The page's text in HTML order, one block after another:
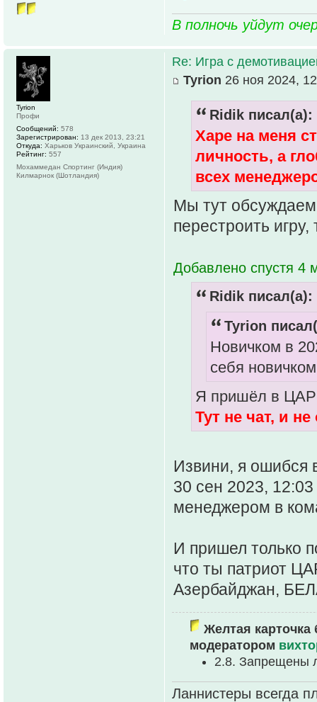
В полночь уйдут
Re: Игра с
Tyrion 26 ноя 2024,
Ridik писал(а):
Харе на меня
личность, а
всех
Мы тут
перестроить
Добавлено спустя 4
Ridik писал(а):
Tyrion
Новичком в
себя
Я пришёл в ЦАР
Тут не чат, и
Извини, я ошибся
30 сен 2023,
менеджером в
И пришел только
что ты патриот
Азербайджан,
Желтая карточка
модератором
2.8. Запрещены
Ланнистеры всегда
Tyrion
Профи
Сообщений: 578
Зарегистрирован: 13 дек 2013, 23:21
Откуда: Харьков Украинский, Украина
Рейтинг: 557
Мохаммедан Спортинг (Индия)
Килмарнок (Шотландия)